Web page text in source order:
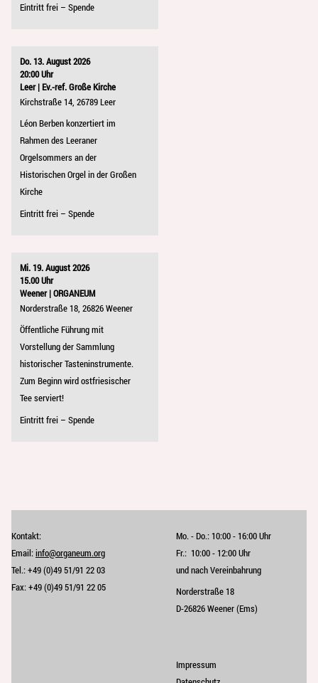
Eintritt frei – Spende
Do. 13. August 2026
20:00 Uhr
Leer | Ev.-ref. Große Kirche
Kirchstraße 14, 26789 Leer
Léon Berben konzertiert im
Rahmen des Leeraner
Orgelsommers an der
Historischen Orgel in der Großen
Kirche
Eintritt frei – Spende
Mi. 19. August 2026
15.00 Uhr
Weener | ORGANEUM
Norderstraße 18, 26826 Weener
Öffentliche Führung mit
Vorstellung der Sammlung
historischer Tasteninstrumente.
Zum Beginn wird ostfriesischer
Tee serviert!
Eintritt frei – Spende
Impressum
Kontakt:
Email:info@organeum.org
Tel.:+49 (0)49 51/91 22 03
Fax:+49 (0)49 51/91 22 05
Mo. - Do.: 10:00 - 16:00 Uhr
Fr.: 10:00 - 12:00 Uhr
und nach Vereinbahrung
Norderstraße 18
D-26826 Weener (Ems)